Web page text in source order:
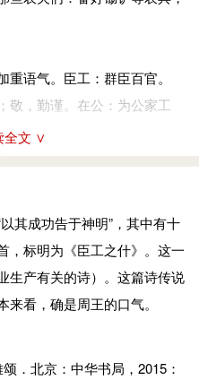
民们，指农人。庤：储备。
语气。臣工：群臣百官。
敬，勤谨。在公：为公家工
美盛。来牟：麦子。
麦；明，成，刘瑾《诗传通
全文 ∨
成功告于神明”，其中有十
，标明为《臣工之什》。这一
生产有关的诗）。这篇诗传说
看，确是周王的口气。
．北京：中华书局，2015：